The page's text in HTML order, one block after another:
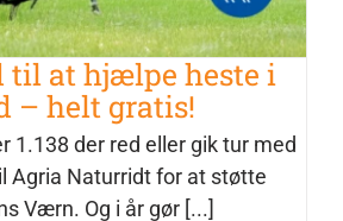
til at hjælpe heste i
– helt gratis!
1.138 der red eller gik tur med
Agria Naturridt for at støtte
Værn. Og i år gør [...]